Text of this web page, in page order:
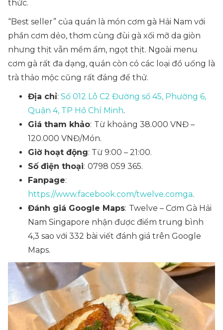
thức.
“Best seller” của quán là món cơm gà Hải Nam với
phần cơm dẻo, thơm cùng đùi gà xối mỡ da giòn
nhưng thịt vẫn mềm ẩm, ngọt thịt. Ngoài menu
cơm gà rất đa dạng, quán còn có các loại đồ uống là
trà thảo mộc cũng rất đáng để thử.
Địa chỉ: Số 012 Lô C2 Đường số 45, Phường 6,
Quận 4, TP Hồ Chí Minh.
Giá tham khảo: Từ khoảng 38.000 VNĐ –
120.000 VNĐ/Món.
Giờ hoạt động: Từ 9:00 – 21:00.
Số điện thoại: 0798 059 365.
Fanpage:
https://www.facebook.com/twelve.comga.
Đánh giá Google Maps: Twelve – Cơm Gà Hải
Nam Singapore nhận được điểm trung bình
4,3 sao với 332 bài viết đánh giá trên Google
Maps.